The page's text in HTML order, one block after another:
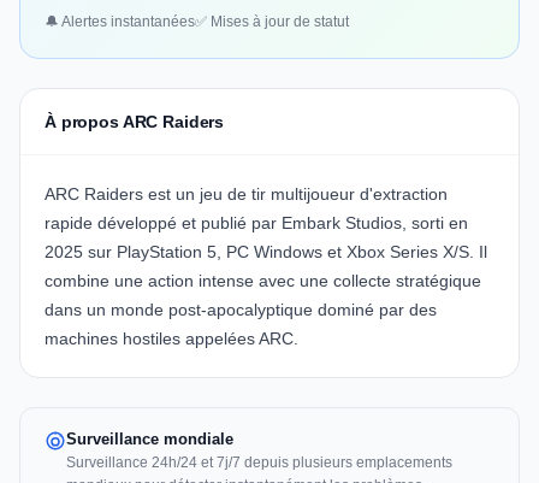
🔔 Alertes instantanées✅ Mises à jour de statut
À propos ARC Raiders
ARC Raiders est un jeu de tir multijoueur d'extraction
rapide développé et publié par Embark Studios, sorti en
2025 sur PlayStation 5, PC Windows et Xbox Series X/S. Il
combine une action intense avec une collecte stratégique
dans un monde post-apocalyptique dominé par des
machines hostiles appelées ARC.
Surveillance mondiale
Surveillance 24h/24 et 7j/7 depuis plusieurs emplacements